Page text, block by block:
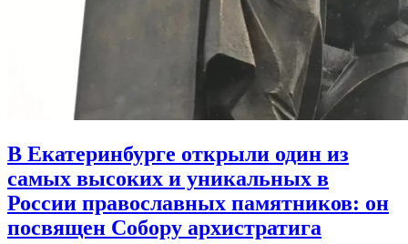
В Екатеринбурге открыли один из
самых высоких и уникальных в
России православных памятников: он
посвящен Собору архистратига